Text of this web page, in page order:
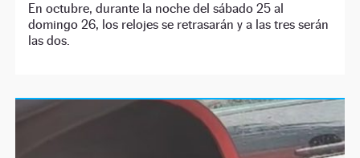
En octubre, durante la noche del sábado 25 al
domingo 26, los relojes se retrasarán y a las tres serán
las dos.